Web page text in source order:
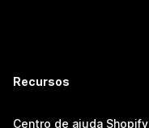
Recursos
Centro de ajuda Shopify